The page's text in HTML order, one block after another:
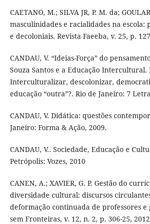
CAETANO, M.; SILVA JR, P. M. da;
masculinidades e racialidades na escola:
e decoloniais. Revista Faeeba, v. 25, p.
CANDAU, V. “Ideias-Força” do
Souza Santos e a Educação Intercultural.
Interculturalizar, descolonizar,
educação “outra”?. Rio de Janeiro: 7
CANDAU, V. Didática: questões
Janeiro: Forma & Ação, 2009.
CANDAU, V.. Sociedade, Educação e
Petrópolis: Vozes, 2010
CANEN, A.; XAVIER, G. P. Gestão do
diversidade cultural: discursos
deformação continuada de professores
sem Fronteiras, v. 12, n. 2, p. 306-25,